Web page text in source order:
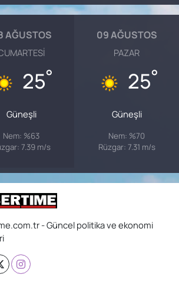
AĞUSTOS
25°
Güneşli
Nem: %63
7.39 m/s
09 AĞUSTOS
PAZAR
25°
Güneşli
Nem: %70
Rüzgar: 7.31 m/s
- Güncel politika ve ekonomi